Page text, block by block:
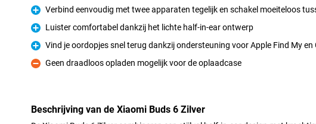
Pluspunt
Verbind eenvoudig met twee apparaten tegelijk en schakel moeiteloos
Pluspunt
Luister comfortabel dankzij het lichte half-in-ear ontwerp
Pluspunt
Vind je oordopjes snel terug dankzij ondersteuning voor Apple Find My en
Minpunt
Geen draadloos opladen mogelijk voor de oplaadcase
Beschrijving van de Xiaomi Buds 6 Zilver